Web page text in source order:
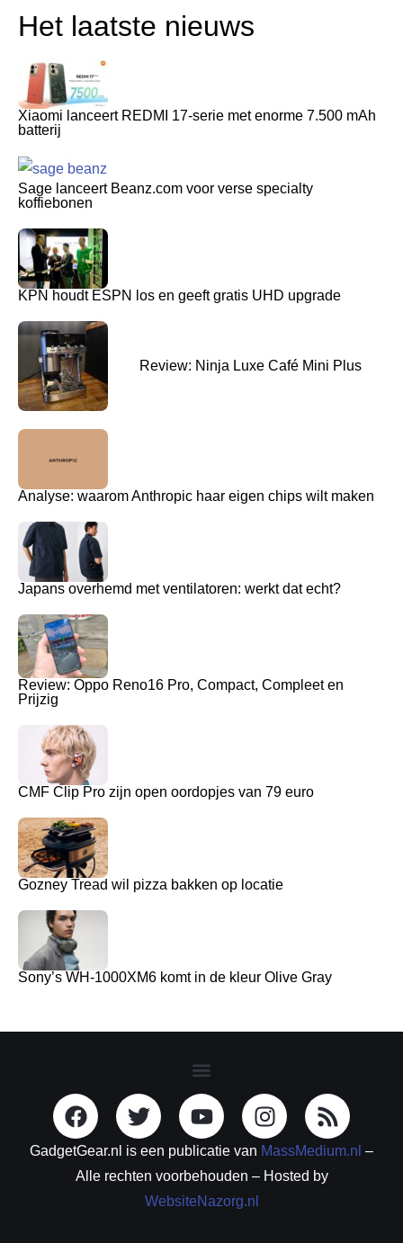
Het laatste nieuws
Xiaomi lanceert REDMI 17-serie met enorme 7.500 mAh
batterij
Sage lanceert Beanz.com voor verse specialty
koffiebonen
KPN houdt ESPN los en geeft gratis UHD upgrade
Review: Ninja Luxe Café Mini Plus
Analyse: waarom Anthropic haar eigen chips wilt maken
Japans overhemd met ventilatoren: werkt dat echt?
Review: Oppo Reno16 Pro, Compact, Compleet en
Prijzig
CMF Clip Pro zijn open oordopjes van 79 euro
Gozney Tread wil pizza bakken op locatie
Sony’s WH-1000XM6 komt in de kleur Olive Gray
GadgetGear.nl is een publicatie van MassMedium.nl –
Alle rechten voorbehouden – Hosted by
WebsiteNazorg.nl